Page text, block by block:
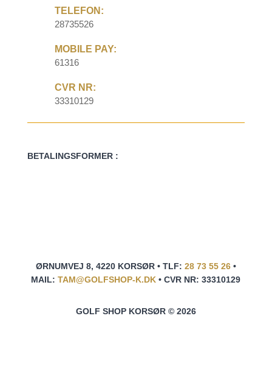
TELEFON:
28735526
MOBILE PAY:
61316
CVR NR:
33310129
BETALINGSFORMER :
ØRNUMVEJ 8, 4220 KORSØR • TLF: 28 73 55 26•
MAIL:TAM@GOLFSHOP-K.DK • CVR NR: 33310129
GOLF SHOP KORSØR © 2026